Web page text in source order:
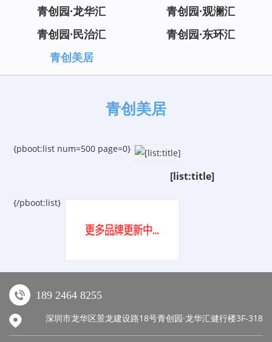
青创园·龙华汇
青创园·观澜汇
青创园·民治汇
青创园·东环汇
青创美居
青创美居
{pboot:list num=500 page=0}
[list:title]
{/pboot:list}
189 2464 8255
深圳市龙华区景龙建设路18号青创园·龙华汇健行楼3F-318